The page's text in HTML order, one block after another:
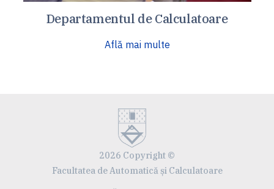
Departamentul de Calculatoare
Află mai multe
2026 Copyright ©
Facultatea de Automatică și Calculatoare